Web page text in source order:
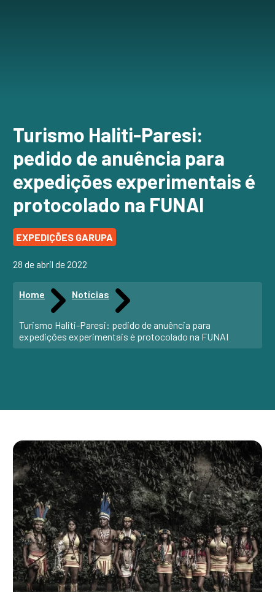
Turismo Haliti-Paresi:
pedido de anuência para
expedições experimentais é
protocolado na FUNAI
EXPEDIÇÕES GARUPA
28 de abril de 2022
Home Notícias
Turismo Haliti-Paresi: pedido de anuência para
expedições experimentais é protocolado na FUNAI